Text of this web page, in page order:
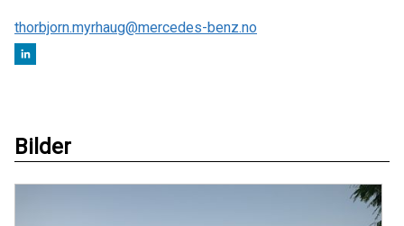
thorbjorn.myrhaug@mercedes-benz.no
Bilder